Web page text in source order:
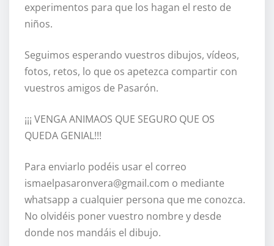
experimentos para que los hagan el resto de
niños.
Seguimos esperando vuestros dibujos, vídeos,
fotos, retos, lo que os apetezca compartir con
vuestros amigos de Pasarón.
¡¡¡ VENGA ANIMAOS QUE SEGURO QUE OS
QUEDA GENIAL!!!
Para enviarlo podéis usar el correo
ismaelpasaronvera@gmail.com o mediante
whatsapp a cualquier persona que me conozca.
No olvidéis poner vuestro nombre y desde
donde nos mandáis el dibujo.